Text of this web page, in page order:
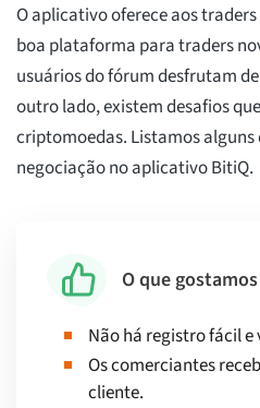
O aplicativo oferece aos
boa plataforma para traders
usuários do fórum desfrutam
outro lado, existem desafios
criptomoedas. Listamos alguns
negociação no aplicativo BitiQ.
O que
Não há registro fácil
Os comerciantes
cliente.